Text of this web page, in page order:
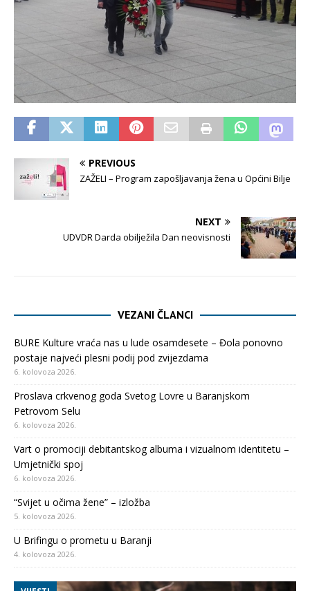
PREVIOUS
ZAŽELI – Program zapošljavanja žena u Općini Bilje
NEXT
UDVDR Darda obilježila Dan neovisnosti
VEZANI ČLANCI
BURE Kulture vraća nas u lude osamdesete – Đola ponovno
postaje najveći plesni podij pod zvijezdama
6. kolovoza 2026.
Proslava crkvenog goda Svetog Lovre u Baranjskom
Petrovom Selu
6. kolovoza 2026.
Vart o promociji debitantskog albuma i vizualnom identitetu –
Umjetnički spoj
6. kolovoza 2026.
“Svijet u očima žene” – izložba
5. kolovoza 2026.
U Brifingu o prometu u Baranji
4. kolovoza 2026.